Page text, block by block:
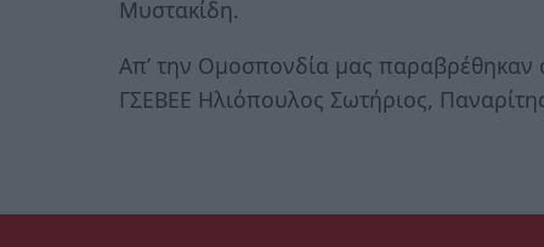
Μυστακίδη.
Απ’ την Ομοσπονδία μας παραβρέθηκαν
ΓΣΕΒΕΕ Ηλιόπουλος Σωτήριος,